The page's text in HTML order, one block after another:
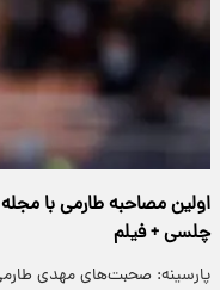
اولین مصاحبه طارمی با
چلسی + فیلم
پارسینه: صحبت‌های مهدی